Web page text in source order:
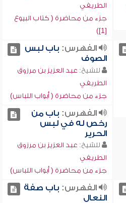
الطريفي
جزء من محاضرة ( كتاب البيوع
[1])
الفهرس: باب لبس
الصوف
للشيخ: عبد العزيز بن مرزوق
الطريفي
جزء من محاضرة ( أبواب اللباس)
الفهرس: باب من
رخص له في لبس
الحرير
للشيخ: عبد العزيز بن مرزوق
الطريفي
جزء من محاضرة ( أبواب اللباس)
الفهرس: باب صفة
النعال